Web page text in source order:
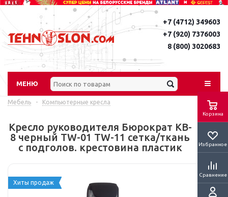
Корзина
Избранное
Сравнение
+7 (4712) 349603
+7 (920) 7376003
8 (800) 3020683
МЕНЮ
Мебель - Компьютерные кресла
Кресло руководителя Бюрократ KB-
8 черный TW-01 TW-11 сетка/ткань
с подголов. крестовина пластик
Хиты продаж